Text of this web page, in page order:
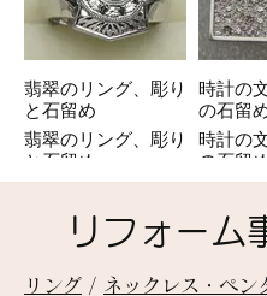
翡翠のリング、彫り
と石留め
翡翠のリング、彫り
と石留め
時計の
の石留
時計の
の石留め
リフォーム
リング / ネックレス・ペン